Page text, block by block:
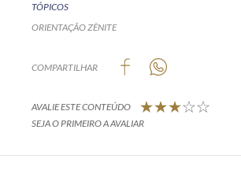
TÓPICOS
ORIENTAÇÃO ZÊNITE
COMPARTILHAR
AVALIE ESTE CONTEÚDO
SEJA O PRIMEIRO A AVALIAR